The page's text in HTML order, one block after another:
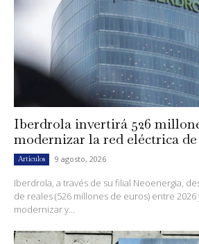
Iberdrola invertirá 526
modernizar la red eléctrica
Artículos 9 agosto, 2026
Iberdrola, a través de su filial Neoenergia,
de reales (526 millones de euros) entre 2026
modernizar y...